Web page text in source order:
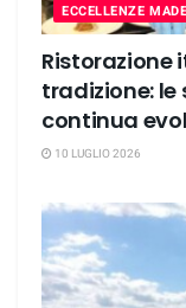
ECCELLENZE
Ristorazione
tradizione: le
continua
10 LUGLIO 2026